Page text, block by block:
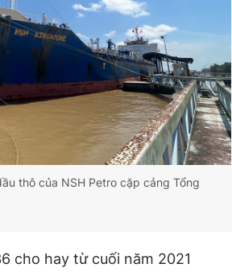
thô của NSH Petro cặp cảng Tổng
cho hay từ cuối năm 2021